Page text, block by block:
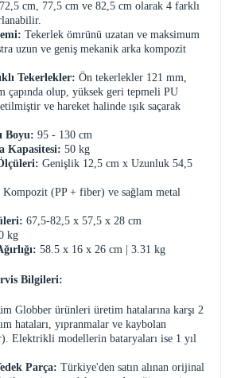
cm, 77,5 cm ve 82,5 cm olarak 4 farklı
Tekerlek ömrünü uzatan ve maksimum
uzun ve geniş mekanik arka kompozit
Tekerlekler: Ön tekerlekler 121 mm,
çapında olup, yüksek geri tepmeli PU
ve hareket halinde ışık saçarak
Boyu: 95 - 130 cm
Kapasitesi: 50 kg
Genişlik 12,5 cm x Uzunluk 54,5
Kompozit (PP + fiber) ve sağlam metal
67,5-82,5 x 57,5 x 28 cm
kg
58.5 x 16 x 26 cm | 3.31 kg
Bilgileri:
Globber ürünleri üretim hatalarına karşı 2
hataları, yıpranmalar ve kaybolan
Elektrikli modellerin bataryaları ise 1 yıl
Parça: Türkiye'den satın alınan orijinal